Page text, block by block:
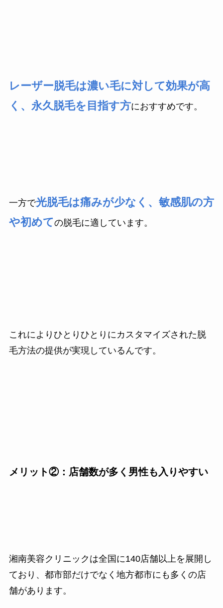
レーザー脱毛は濃い毛に対して効果が高
く、永久脱毛を目指す方におすすめです。
一方で光脱毛は痛みが少なく、敏感肌の方
や初めての脱毛に適しています。
これによりひとりひとりにカスタマイズされた脱
毛方法の提供が実現しているんです。
メリット②：店舗数が多く男性も入りやすい
湘南美容クリニックは全国に140店舗以上を展開し
ており、都市部だけでなく地方都市にも多くの店
舗があります。